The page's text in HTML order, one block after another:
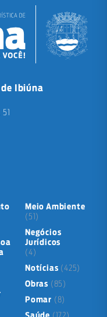
Ibiúna
Meio Ambiente
(51)
Negócios
Jurídicos
(4)
Notícias (425)
Obras (85)
Pomar (8)